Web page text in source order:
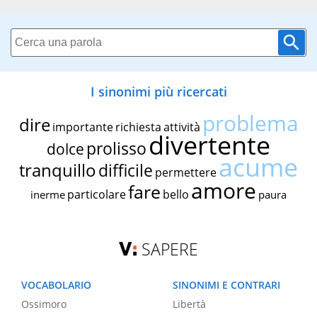
I sinonimi più ricercati
dire importante richiestaattività problema
dolce prolissodivertente
tranquillodifficile permettereacume
inerme particolarefare bello amore paura
SAPERE
VOCABOLARIO
Ossimoro
SINONIMI E CONTRARI
Libertà